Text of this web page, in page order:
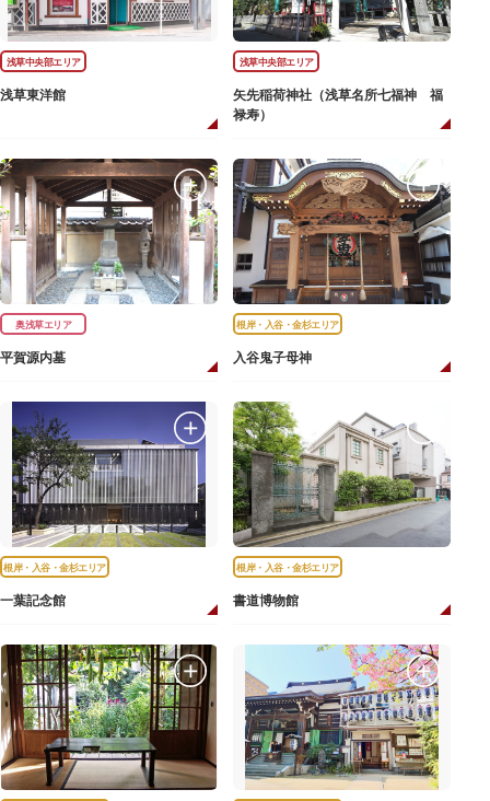
浅草中央部エリア
浅草東洋館
浅草中央部エリア
矢先稲荷神社（浅草名所七福神 福
禄寿）
奥浅草エリア
平賀源内墓
根岸・入谷・金杉エリア
入谷鬼子母神
根岸・入谷・金杉エリア
一葉記念館
根岸・入谷・金杉エリア
書道博物館